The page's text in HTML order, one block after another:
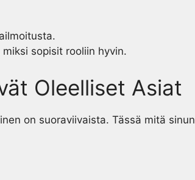
sopisit rooliin hyvin.
Oleelliset Asiat
on suoraviivaista. Tässä mitä sinun